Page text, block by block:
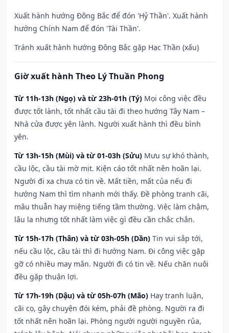
Xuất hành hướng Đông Bắc để đón 'Hỷ Thần'. Xuất hành
hướng Chính Nam để đón 'Tài Thần'.
Tránh xuất hành hướng Đông Bắc gặp Hạc Thần (xấu)
Giờ xuất hành Theo Lý Thuần Phong
Từ 11h-13h (Ngọ) và từ 23h-01h (Tý) Mọi công việc đều
được tốt lành, tốt nhất cầu tài đi theo hướng Tây Nam –
Nhà cửa được yên lành. Người xuất hành thì đều bình
yên.
Từ 13h-15h (Mùi) và từ 01-03h (Sửu) Mưu sự khó thành,
cầu lộc, cầu tài mờ mịt. Kiện cáo tốt nhất nên hoãn lại.
Người đi xa chưa có tin về. Mất tiền, mất của nếu đi
hướng Nam thì tìm nhanh mới thấy. Đề phòng tranh cãi,
mâu thuẫn hay miệng tiếng tầm thường. Việc làm chậm,
lâu la nhưng tốt nhất làm việc gì đều cần chắc chắn.
Từ 15h-17h (Thân) và từ 03h-05h (Dần) Tin vui sắp tới,
nếu cầu lộc, cầu tài thì đi hướng Nam. Đi công việc gặp
gỡ có nhiều may mắn. Người đi có tin về. Nếu chăn nuôi
đều gặp thuận lợi.
Từ 17h-19h (Dậu) và từ 05h-07h (Mão) Hay tranh luận,
cãi cọ, gây chuyện đói kém, phải đề phòng. Người ra đi
tốt nhất nên hoãn lại. Phòng người người nguyền rủa,